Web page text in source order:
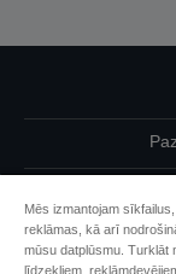
Mēs izmantojam
reklāmas, kā arī
mūsu datplūsmu. Turklāt
līdzekļiem,